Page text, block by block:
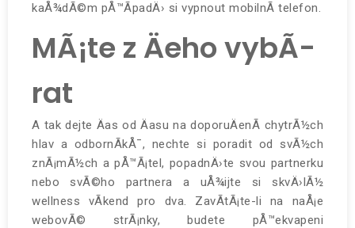
kaÅ¾dÃ©m pÅ™Ã­padÄ› si vypnout mobilnÃ­ telefon.
MÃ¡te z Äeho vybÃ­
rat
A tak dejte Äas od Äasu na doporuÄenÃ­ chytrÃ½ch
hlav a odbornÃ­kÅ¯, nechte si poradit od svÃ½ch
znÃ¡mÃ½ch a pÅ™Ã¡tel, popadnÄ›te svou partnerku
nebo svÃ©ho partnera a uÅ¾ijte si skvÄ›lÃ½
wellness vÃ­kend pro dva. ZavÃ­tÃ¡te-li na naÅ¡e
webovÃ© strÃ¡nky, budete pÅ™ekvapeni